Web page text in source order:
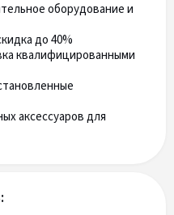
оборудование и
до 40%
квалифицированными
аксессуаров для